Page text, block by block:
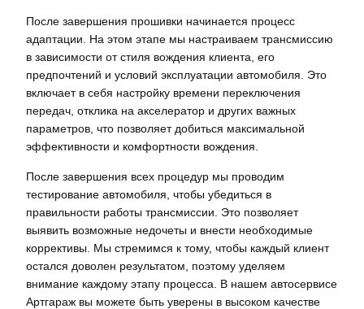
После завершения прошивки начинается процесс
адаптации. На этом этапе мы настраиваем трансмиссию
в зависимости от стиля вождения клиента, его
предпочтений и условий эксплуатации автомобиля. Это
включает в себя настройку времени переключения
передач, отклика на акселератор и других важных
параметров, что позволяет добиться максимальной
эффективности и комфортности вождения.
После завершения всех процедур мы проводим
тестирование автомобиля, чтобы убедиться в
правильности работы трансмиссии. Это позволяет
выявить возможные недочеты и внести необходимые
коррективы. Мы стремимся к тому, чтобы каждый клиент
остался доволен результатом, поэтому уделяем
внимание каждому этапу процесса. В нашем автосервисе
Артгараж вы можете быть уверены в высоком качестве